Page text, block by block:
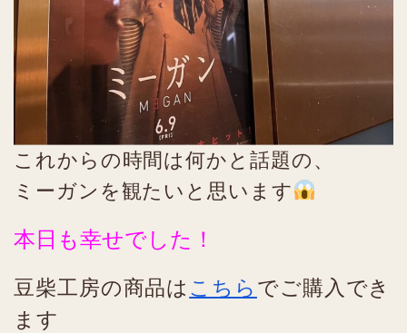
これからの時間は何かと話題の、
ミーガンを観たいと思います
本日も幸せでした！
豆柴工房の商品は こちら でご購入でき
ます